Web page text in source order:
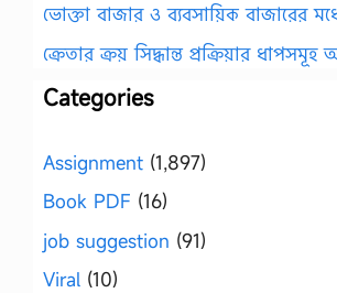
ভোক্তা বাজার ও ব্যবসায়িক বাজারের
ক্রেতার ক্রয় সিদ্ধান্ত প্রক্রিয়ার
Categories
Assignment (1,897)
Book PDF (16)
job suggestion (91)
Viral (10)